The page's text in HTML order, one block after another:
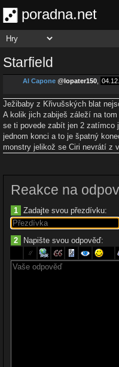
poradna.net
Starfield
Al Capone @lopater150
Ježibaby z Křivušských blat
A kolik jich zabiješ záleží na
se ti povede zabít jen 2 zatímco
jednom konci a to je špatný
monstry jelikož se Ciri nevrátí z
Reakce na
1 Zadajte svou přezdívku:
2 Napište svou odpověď: